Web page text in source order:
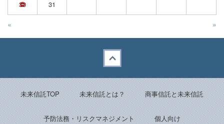
30 31
« »
未来信託TOP 未来信託とは？ 商事信託と未来信託
予防法務・リスクマネジメント 個人向け
Back to top